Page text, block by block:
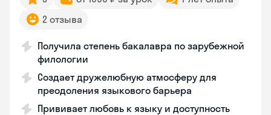
2 отзыва
Получила степень бакалавра по зарубежной
филологии
Создает дружелюбную атмосферу для
преодоления языкового барьера
Прививает любовь к языку и доступность